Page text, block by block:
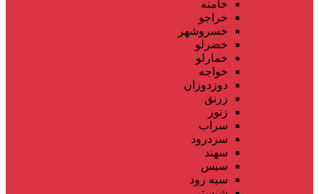
خامنه
خراجو
خسروشهر
خضرلو
خمارلو
خواجه
دوزدوزان
زرنق
زنوز
سراب
سردرود
سهند
سیس
سیه رود